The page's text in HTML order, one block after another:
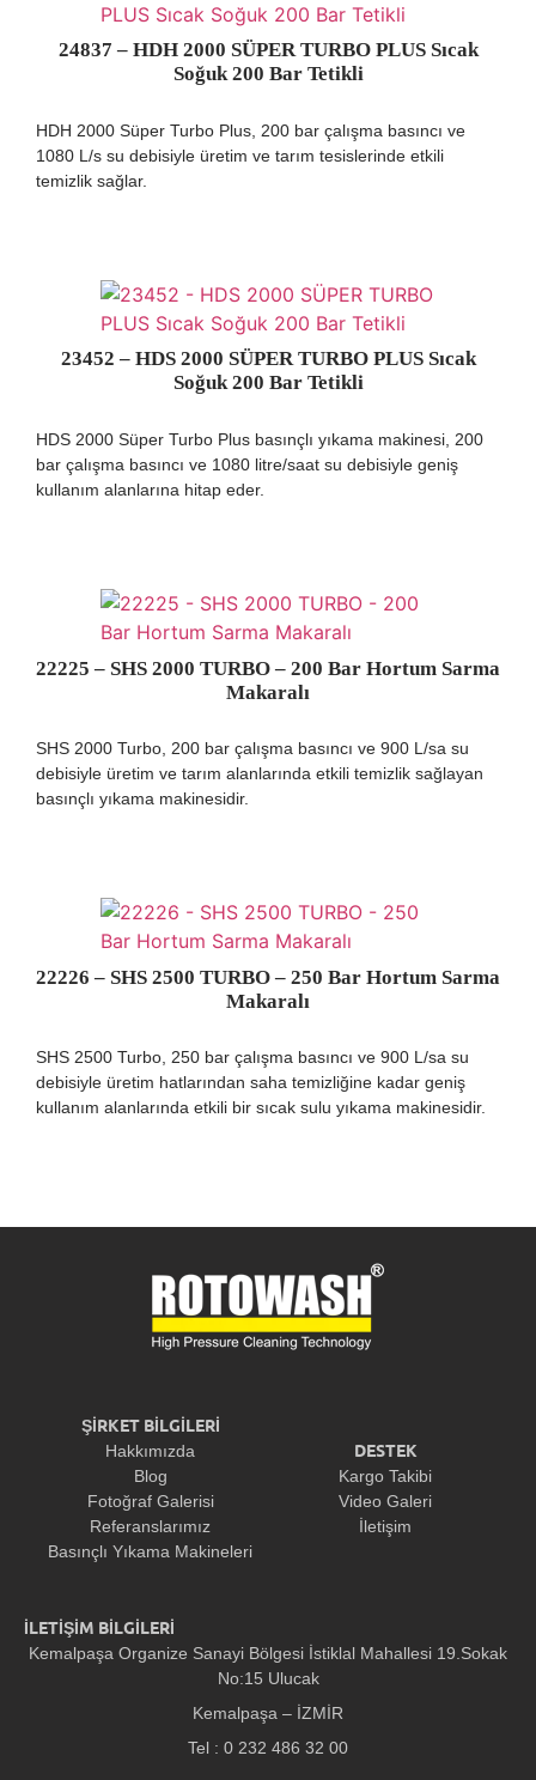
24837 – HDH 2000 SÜPER TURBO PLUS Sıcak
Soğuk 200 Bar Tetikli
HDH 2000 Süper Turbo Plus, 200 bar çalışma basıncı ve
1080 L/s su debisiyle üretim ve tarım tesislerinde etkili
temizlik sağlar.
23452 – HDS 2000 SÜPER TURBO PLUS Sıcak
Soğuk 200 Bar Tetikli
HDS 2000 Süper Turbo Plus basınçlı yıkama makinesi, 200
bar çalışma basıncı ve 1080 litre/saat su debisiyle geniş
kullanım alanlarına hitap eder.
22225 – SHS 2000 TURBO – 200 Bar Hortum Sarma
Makaralı
SHS 2000 Turbo, 200 bar çalışma basıncı ve 900 L/sa su
debisiyle üretim ve tarım alanlarında etkili temizlik sağlayan
basınçlı yıkama makinesidir.
22226 – SHS 2500 TURBO – 250 Bar Hortum Sarma
Makaralı
SHS 2500 Turbo, 250 bar çalışma basıncı ve 900 L/sa su
debisiyle üretim hatlarından saha temizliğine kadar geniş
kullanım alanlarında etkili bir sıcak sulu yıkama makinesidir.
ŞİRKET BİLGİLERİ
Hakkımızda
Blog
Fotoğraf Galerisi
Referanslarımız
Basınçlı Yıkama Makineleri
DESTEK
Kargo Takibi
Video Galeri
İletişim
İLETİŞİM BİLGİLERİ
Kemalpaşa Organize Sanayi Bölgesi İstiklal Mahallesi 19.Sokak
No:15 Ulucak
Kemalpaşa – İZMİR
Tel : 0 232 486 32 00